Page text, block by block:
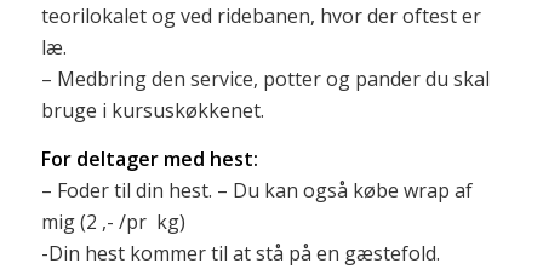
teorilokalet og ved ridebanen, hvor der oftest er
læ.
– Medbring den service, potter og pander du skal
bruge i kursuskøkkenet.
For deltager med hest:
– Foder til din hest. – Du kan også købe wrap af
mig (2 ,- /pr kg)
-Din hest kommer til at stå på en gæstefold.